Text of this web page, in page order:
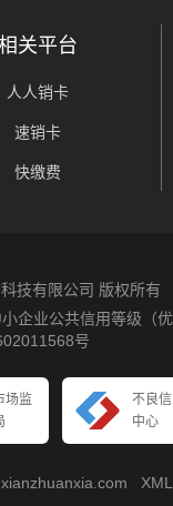
关平台
人人销卡
速销卡
快缴费
技有限公司 版权所有
企业公共信用等级（优
号
场监
不良
中心